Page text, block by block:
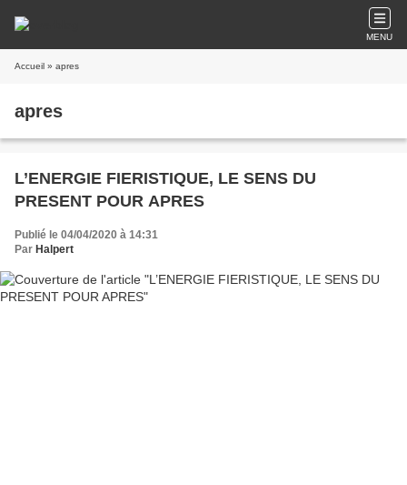
MENU
Accueil » apres
apres
L’ENERGIE FIERISTIQUE, LE SENS DU
PRESENT POUR APRES
Publié le 04/04/2020 à 14:31
Par Halpert